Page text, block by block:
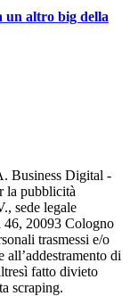
altro big della
Business Digital -
la pubblicità
sede legale
46, 20093 Cologno
trasmessi e/o
di
fatto divieto
scraping.